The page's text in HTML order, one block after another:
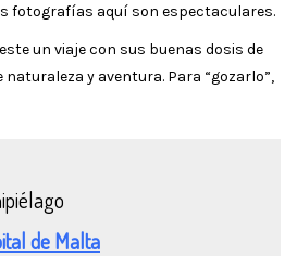
fotografías aquí son espectaculares.
un viaje con sus buenas dosis de
y aventura. Para “gozarlo”,
de Malta